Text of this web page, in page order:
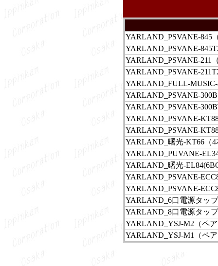
YARLAND_PSVANE-845
YARLAND_PSVANE-
YARLAND_PSVANE-211
YARLAND_PSVANE-
YARLAND_FULL-
YARLAND_PSVANE-
YARLAND_PSVANE-
YARLAND_PSVANE-
YARLAND_PSVANE-
YARLAND_曙光-KT66（4
YARLAND_PUVANE-
YARLAND_曙光-
YARLAND_PSVANE-
YARLAND_PSVANE-
YARLAND_6口電源タップ
YARLAND_8口電源タップ
YARLAND_YSJ-M2（ペ
YARLAND_YSJ-M1（ペ